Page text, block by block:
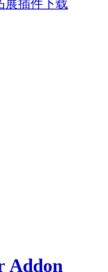
Addon